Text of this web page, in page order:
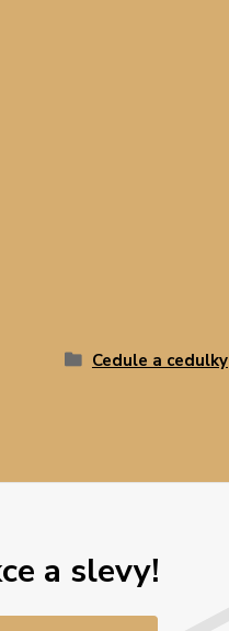
Cedule a cedulky
a slevy!